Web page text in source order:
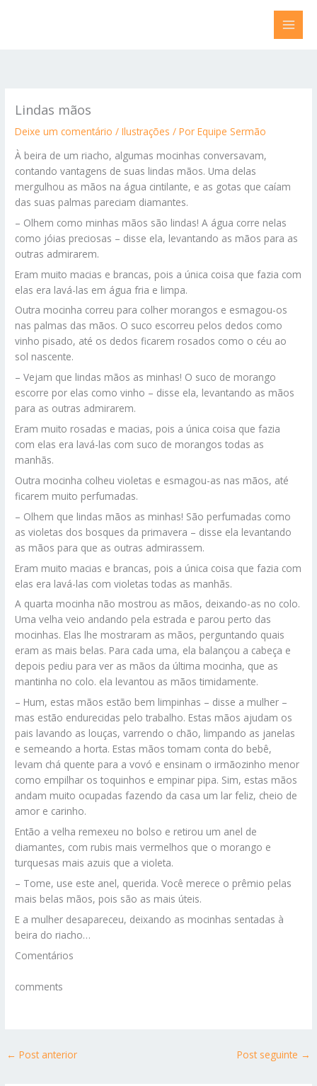
Lindas mãos
Deixe um comentário /Ilustrações / PorEquipe Sermão
À beira de um riacho, algumas mocinhas conversavam,
contando vantagens de suas lindas mãos. Uma delas
mergulhou as mãos na água cintilante, e as gotas que caíam
das suas palmas pareciam diamantes.
– Olhem como minhas mãos são lindas! A água corre nelas
como jóias preciosas – disse ela, levantando as mãos para as
outras admirarem.
Eram muito macias e brancas, pois a única coisa que fazia com
elas era lavá-las em água fria e limpa.
Outra mocinha correu para colher morangos e esmagou-os
nas palmas das mãos. O suco escorreu pelos dedos como
vinho pisado, até os dedos ficarem rosados como o céu ao
sol nascente.
– Vejam que lindas mãos as minhas! O suco de morango
escorre por elas como vinho – disse ela, levantando as mãos
para as outras admirarem.
Eram muito rosadas e macias, pois a única coisa que fazia
com elas era lavá-las com suco de morangos todas as
manhãs.
Outra mocinha colheu violetas e esmagou-as nas mãos, até
ficarem muito perfumadas.
– Olhem que lindas mãos as minhas! São perfumadas como
as violetas dos bosques da primavera – disse ela levantando
as mãos para que as outras admirassem.
Eram muito macias e brancas, pois a única coisa que fazia com
elas era lavá-las com violetas todas as manhãs.
A quarta mocinha não mostrou as mãos, deixando-as no colo.
Uma velha veio andando pela estrada e parou perto das
mocinhas. Elas lhe mostraram as mãos, perguntando quais
eram as mais belas. Para cada uma, ela balançou a cabeça e
depois pediu para ver as mãos da última mocinha, que as
mantinha no colo. ela levantou as mãos timidamente.
– Hum, estas mãos estão bem limpinhas – disse a mulher –
mas estão endurecidas pelo trabalho. Estas mãos ajudam os
pais lavando as louças, varrendo o chão, limpando as janelas
e semeando a horta. Estas mãos tomam conta do bebê,
levam chá quente para a vovó e ensinam o irmãozinho menor
como empilhar os toquinhos e empinar pipa. Sim, estas mãos
andam muito ocupadas fazendo da casa um lar feliz, cheio de
amor e carinho.
Então a velha remexeu no bolso e retirou um anel de
diamantes, com rubis mais vermelhos que o morango e
turquesas mais azuis que a violeta.
– Tome, use este anel, querida. Você merece o prêmio pelas
mais belas mãos, pois são as mais úteis.
E a mulher desapareceu, deixando as mocinhas sentadas à
beira do riacho…
Comentários
comments
← Post anterior Post seguinte →